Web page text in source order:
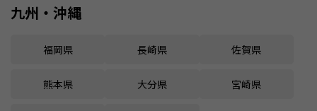
九州・沖縄
福岡県 長崎県 佐賀県
熊本県 大分県 宮崎県